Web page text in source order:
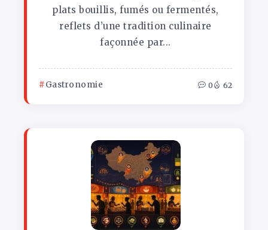
plats bouillis, fumés ou fermentés,
reflets d’une tradition culinaire
façonnée par...
Gastronomie 0 62